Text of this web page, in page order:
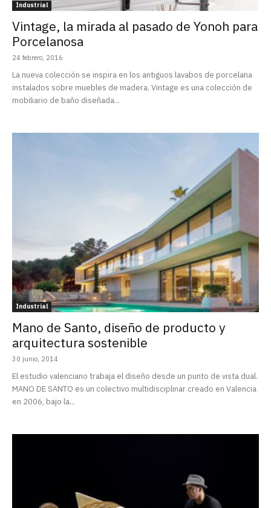
Industrial
Vintage, la mirada al pasado de Yonoh para
Porcelanosa
24 febrero, 2016
La nueva colección se inspira en los antiguos lavabos de porcelana
instalados sobre muebles de madera. Vintage es una colección de
mobiliario de baño diseñada...
Industrial
Mano de Santo, diseño de producto y
arquitectura sostenible
30 junio, 2014
El estudio valenciano trabaja el diseño desde un punto de vista dual.
MANO DE SANTO es un colectivo multidisciplinar creado en Valencia
en 2006, bajo la...